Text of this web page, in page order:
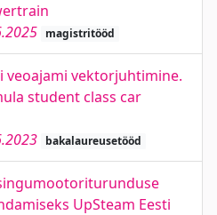
magistritööd
veoajami vektorjuhtimine.
student class car
bakalaureusetööd
UpSteam Eesti